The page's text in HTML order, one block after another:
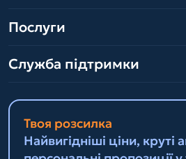
Послуги
Служба підтримки
Твоя розсилка
Найвигідніші ціни, круті